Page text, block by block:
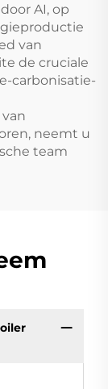
AI, op
van
de cruciale
carbonisatie-
neemt u
team